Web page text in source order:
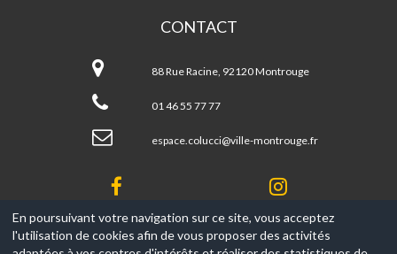
CONTACT
Michel
Colucci
Montrouge
88 Rue Racine, 92120 Montrouge
01 46 55 77 77
espace.colucci@ville-montrouge.fr
© 2017-2026, Ce site est propulsé par Aniapps.fr
En poursuivant votre navigation sur ce site, vous acceptez
l'utilisation de cookies afin de vous proposer des activités